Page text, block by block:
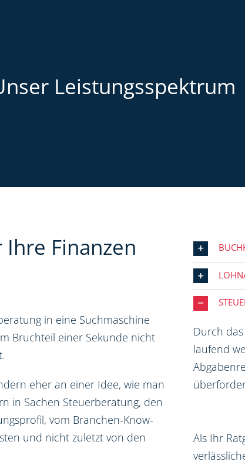
Leistungsspektrum
Finanzen
in eine Suchmaschine
Bruchteil einer Sekunde nicht
eher an einer Idee, wie man
in Sachen Steuerberatung, den
vom Branchen-Know-
und nicht zuletzt von den
Durch
laufend
Als Ihr